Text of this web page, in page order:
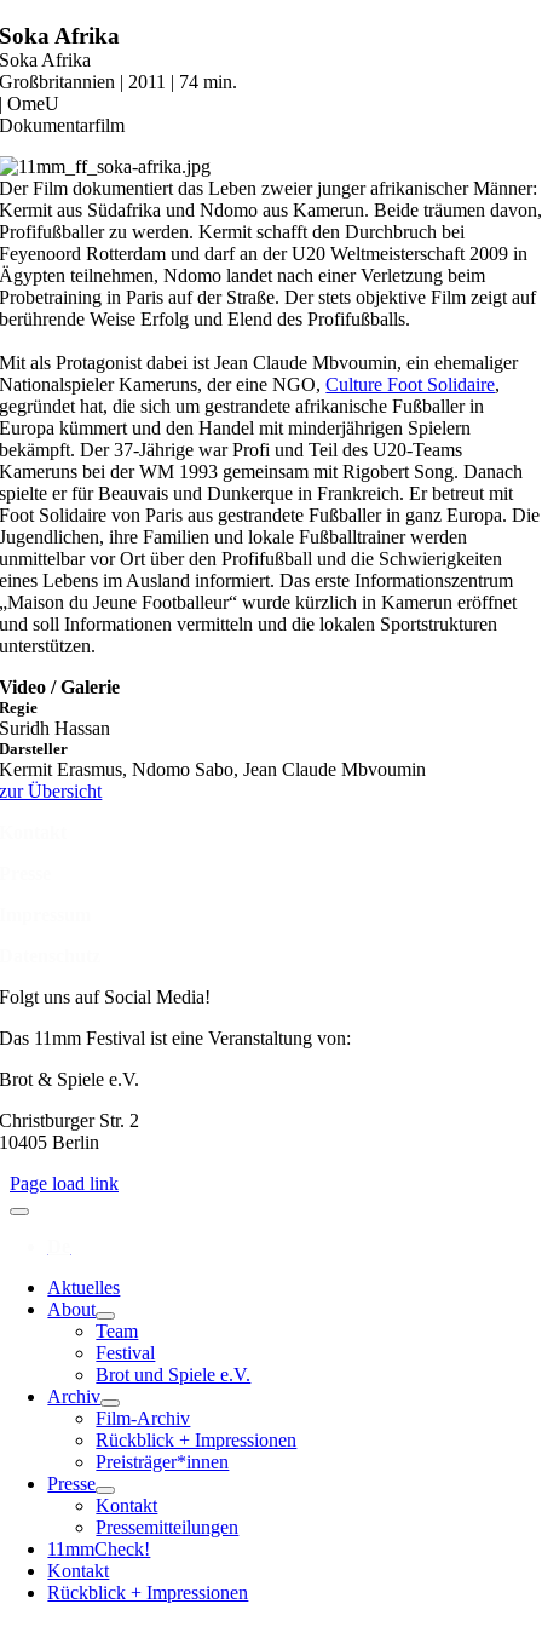
Zum
Inhalt
springen
Soka Afrika
Soka Afrika
Großbritannien | 2011 | 74 min.
| OmeU
Dokumentarfilm
Der Film dokumentiert das Leben zweier junger afrikanischer Männer:
Kermit aus Südafrika und Ndomo aus Kamerun. Beide träumen davon,
Profifußballer zu werden. Kermit schafft den Durchbruch bei
Feyenoord Rotterdam und darf an der U20 Weltmeisterschaft 2009 in
Ägypten teilnehmen, Ndomo landet nach einer Verletzung beim
Probetraining in Paris auf der Straße. Der stets objektive Film zeigt auf
berührende Weise Erfolg und Elend des Profifußballs.
Mit als Protagonist dabei ist Jean Claude Mbvoumin, ein ehemaliger
Nationalspieler Kameruns, der eine NGO,Culture Foot Solidaire,
gegründet hat, die sich um gestrandete afrikanische Fußballer in
Europa kümmert und den Handel mit minderjährigen Spielern
bekämpft. Der 37-Jährige war Profi und Teil des U20-Teams
Kameruns bei der WM 1993 gemeinsam mit Rigobert Song. Danach
spielte er für Beauvais und Dunkerque in Frankreich. Er betreut mit
Foot Solidaire von Paris aus gestrandete Fußballer in ganz Europa. Die
Jugendlichen, ihre Familien und lokale Fußballtrainer werden
unmittelbar vor Ort über den Profifußball und die Schwierigkeiten
eines Lebens im Ausland informiert. Das erste Informationszentrum
„Maison du Jeune Footballeur“ wurde kürzlich in Kamerun eröffnet
und soll Informationen vermitteln und die lokalen Sportstrukturen
unterstützen.
Video / Galerie
Regie
Suridh Hassan
Darsteller
Kermit Erasmus, Ndomo Sabo, Jean Claude Mbvoumin
zur Übersicht
Folgt uns auf Social Media!
Das 11mm Festival ist eine Veranstaltung von:
Brot & Spiele e.V.
Christburger Str. 2
10405 Berlin
Page load link
Aktuelles
About
Team
Festival
Brot und Spiele e.V.
Archiv
Film-Archiv
Rückblick + Impressionen
Preisträger*innen
Presse
Kontakt
Pressemitteilungen
11mmCheck!
Kontakt
Rückblick + Impressionen